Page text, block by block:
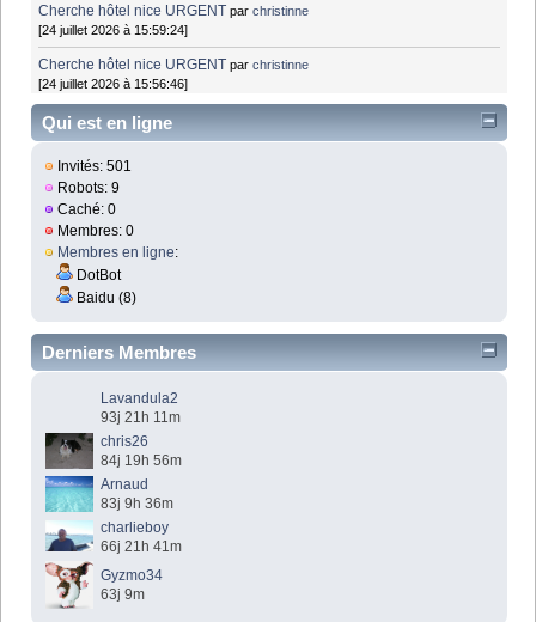
Cherche hôtel nice URGENT parchristinne
[24 juillet 2026 à 15:59:24]
Cherche hôtel nice URGENT parchristinne
[24 juillet 2026 à 15:56:46]
Qui est en ligne
Invités: 501
Robots: 9
Caché: 0
Membres: 0
Membres en ligne:
DotBot
Baidu (8)
Derniers Membres
Lavandula2
93j 21h 11m
chris26
84j 19h 56m
Arnaud
83j 9h 36m
charlieboy
66j 21h 41m
Gyzmo34
63j 9m